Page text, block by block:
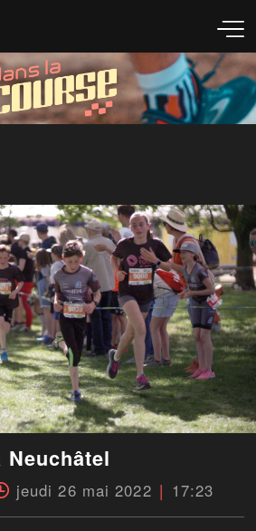
jeudi 26 mai 2022 17:23